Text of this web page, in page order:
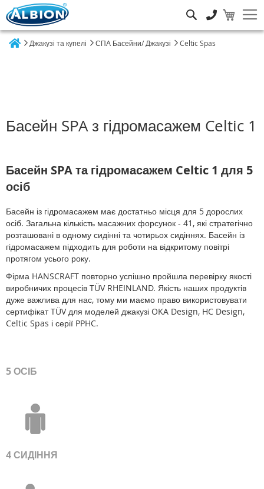
Джакузі та купелі СПА Басейни/ Джакузі Celtic Spas
Басейн SPA з гідромасажем Celtic 1
Басейн SPA та гідромасажем Celtic 1 для 5
осіб
Басейн із гідромасажем має достатньо місця для 5 дорослих
осіб. Загальна кількість масажних форсунок - 41, які стратегічно
розташовані в одному сидінні та чотирьох сидіннях. Басейн із
гідромасажем підходить для роботи на відкритому повітрі
протягом усього року.
Фірма HANSCRAFT повторно успішно пройшла перевірку якості
виробничих процесів TÜV RHEINLAND. Якість наших продуктів
дуже важлива для нас, тому ми маємо право використовувати
сертифікат TÜV для моделей джакузі OKA Design, HC Design,
Celtic Spas і серії PPHC.
5 ОСІБ
4 СИДІННЯ